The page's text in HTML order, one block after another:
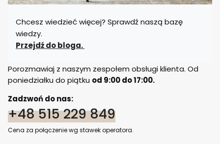
Chcesz wiedzieć więcej? Sprawdź naszą bazę
wiedzy.
Przejdź do bloga.
Porozmawiaj z naszym zespołem obsługi klienta. Od
poniedziałku do piątku od 9:00 do 17:00.
Zadzwoń do nas:
+48 515 229 849
Cena za połączenie wg stawek operatora.